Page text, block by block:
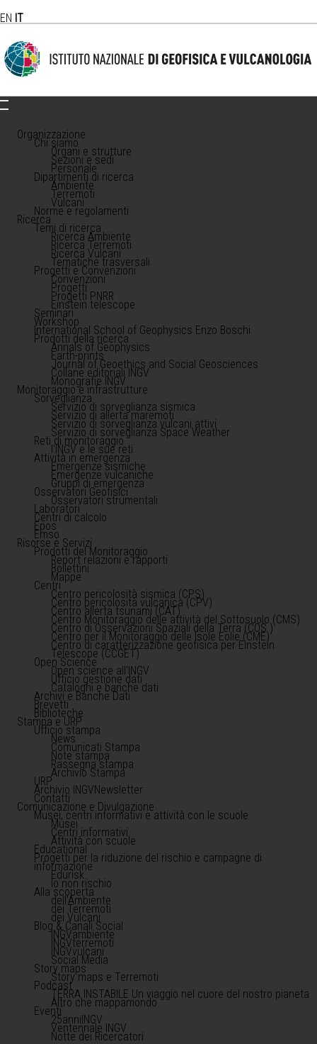
EN IT
Organizzazione
Chi siamo
Organi e strutture
Sezioni e sedi
Personale
Dipartimenti di ricerca
Ambiente
Terremoti
Vulcani
Norme e regolamenti
Ricerca
Temi di ricerca
Ricerca Ambiente
Ricerca Terremoti
Ricerca Vulcani
Tematiche trasversali
Progetti e Convenzioni
Convenzioni
Progetti
Progetti PNRR
Einstein telescope
Seminari
Workshop
International School of Geophysics Enzo Boschi
Prodotti della ricerca
Annals of Geophysics
Earth-prints
Journal of Geoethics and Social Geosciences
Collane editoriali INGV
Monografie INGV
Monitoraggio e infrastrutture
Sorveglianza
Servizio di sorveglianza sismica
Servizio di allerta maremoti
Servizio di sorveglianza vulcani attivi
Servizio di sorveglianza Space Weather
Reti di monitoraggio
l'INGV e le sue reti
Attività in emergenza
Emergenze sismiche
Emergenze vulcaniche
Gruppi di emergenza
Osservatori Geofisici
Osservatori strumentali
Laboratori
Centri di calcolo
Epos
Emso
Risorse e Servizi
Prodotti del Monitoraggio
Report relazioni e rapporti
Bollettini
Mappe
Centri
Centro pericolosità sismica (CPS)
Centro pericolosità vulcanica (CPV)
Centro allerta tsunami (CAT)
Centro Monitoraggio delle attività del Sottosuolo (CMS)
Centro di Osservazioni Spaziali della Terra (COS )
Centro per il Monitoraggio delle Isole Eolie (CME)
Centro di caratterizzazione geofisica per Einstein
Telescope (CCGET)
Open Science
Open science all'INGV
Ufficio gestione dati
Cataloghi e banche dati
Archivi e Banche Dati
Brevetti
Biblioteche
Stampa e URP
Ufficio stampa
News
Comunicati Stampa
Note stampa
Rassegna stampa
Archivio Stampa
URP
Archivio INGVNewsletter
Contatti
Comunicazione e Divulgazione
Musei, centri informativi e attività con le scuole
Musei
Centri informativi
Attività con scuole
Educational
Progetti per la riduzione del rischio e campagne di
informazione
Edurisk
Io non rischio
Alla scoperta
dell'Ambiente
dei Terremoti
dei Vulcani
Blog & Canali Social
INGVambiente
INGVterremoti
INGVvulcani
Social Media
Story maps
Story maps e Terremoti
Podcast
TERRA INSTABILE Un viaggio nel cuore del nostro pianeta
Altro che mappamondo
Eventi
25anniINGV
Ventennale INGV
Notte dei Ricercatori